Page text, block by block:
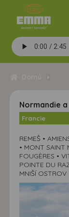
Normandie
Francie
REMEŠ •
• MONT SAINT
FOUGÈRES •
POINTE DU
MNIŠÍ OSTROV